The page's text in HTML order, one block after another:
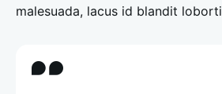
malesuada, lacus id blandit